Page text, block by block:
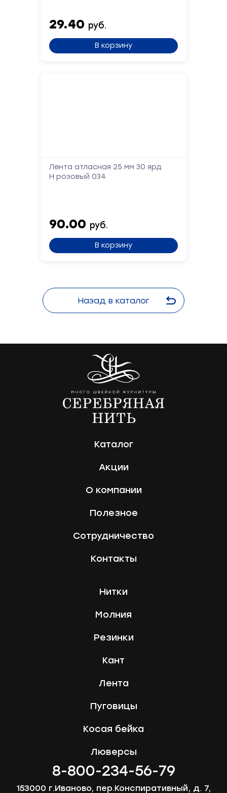
29.40 руб.
В корзину
Лента атласная 25 мм 30 ярд
Н розовый 034
90.00 руб.
В корзину
Назад в каталог
Каталог
Акции
О компании
Полезное
Сотрудничество
Контакты
Нитки
Молния
Резинки
Кант
Лента
Пуговицы
Косая бейка
Люверсы
8-800-234-56-79
153000 г.Иваново, пер.Конспиративный, д. 7,